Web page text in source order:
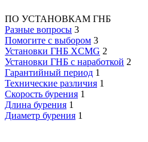
ПО УСТАНОВКАМ ГНБ
Разные вопросы 3
Помогите с выбором 3
Установки ГНБ XCMG 2
Установки ГНБ с наработкой 2
Гарантийный период 1
Технические различия 1
Скорость бурения 1
Длина бурения 1
Диаметр бурения 1